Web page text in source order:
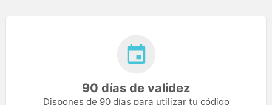
90 días de validez
Dispones de 90 días para utilizar tu código